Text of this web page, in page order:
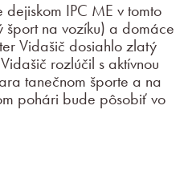
IPC ME v tomto
šport na vozíku) a domáce
Vidašič dosiahlo zlatý
rozlúčil s aktívnou
tanečnom športe a na
pohári bude pôsobiť vo